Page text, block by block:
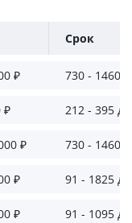
Срок
₽ 730 - 1460
₽ 212 - 395
₽ 730 - 1460
₽ 91 - 1825
₽ 91 - 1095